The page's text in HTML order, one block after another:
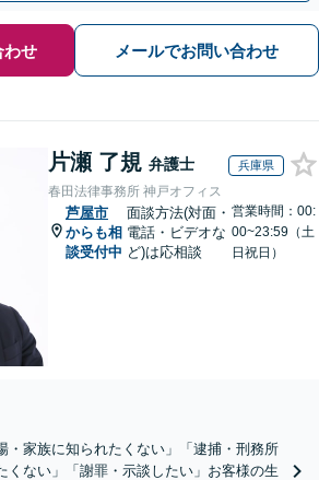
わせ メールでお問い合わせ
片瀬 了規 弁護士 兵庫県
春田法律事務所 神戸オフィス
芦屋市
からも相
談受付中
面談方法(対面・
電話・ビデオな
ど)は応相談
営業時間：00:
00~23:59（土
日祝日）
・家族に知られたくない」「逮捕・刑務所
くない」「謝罪・示談したい」お客様の生